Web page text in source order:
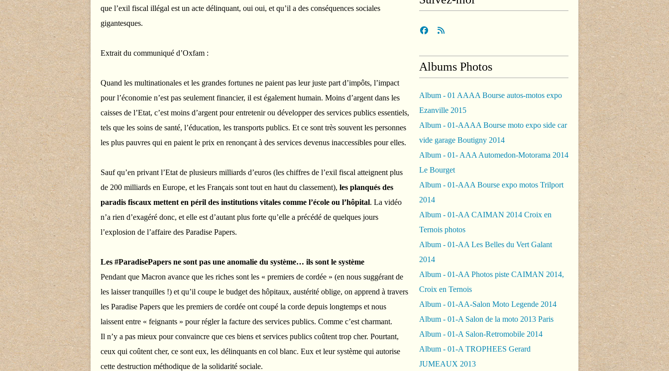
que l’exil fiscal illégal est un acte délinquant, oui oui, et qu’il a des conséquences sociales
gigantesques.
Extrait du communiqué d’Oxfam :
Quand les multinationales et les grandes fortunes ne paient pas leur juste part d’impôts, l’impact
pour l’économie n’est pas seulement financier, il est également humain. Moins d’argent dans les
caisses de l’Etat, c’est moins d’argent pour entretenir ou développer des services publics essentiels,
tels que les soins de santé, l’éducation, les transports publics. Et ce sont très souvent les personnes
les plus pauvres qui en paient le prix en renonçant à des services devenus inaccessibles pour elles.
Sauf qu’en privant l’Etat de plusieurs milliards d’euros (les chiffres de l’exil fiscal atteignent plus
de 200 milliards en Europe, et les Français sont tout en haut du classement), les planqués des
paradis fiscaux mettent en péril des institutions vitales comme l’école ou l’hôpital. La vidéo
n’a rien d’exagéré donc, et elle est d’autant plus forte qu’elle a précédé de quelques jours
l’explosion de l’affaire des Paradise Papers.
Les #ParadisePapers ne sont pas une anomalie du système… ils sont le système
Pendant que Macron avance que les riches sont les « premiers de cordée » (en nous suggérant de
les laisser tranquilles !) et qu’il coupe le budget des hôpitaux, austérité oblige, on apprend à travers
les Paradise Papers que les premiers de cordée ont coupé la corde depuis longtemps et nous
laissent entre « feignants » pour régler la facture des services publics. Comme c’est charmant.
Il n’y a pas mieux pour convaincre que ces biens et services publics coûtent trop cher. Pourtant,
ceux qui coûtent cher, ce sont eux, les délinquants en col blanc. Eux et leur système qui autorise
cette destruction méthodique de la solidarité sociale.
Albums Photos
Album - 01 AAAA Bourse autos-motos expo
Ezanville 2015
Album - 01-AAAA Bourse moto expo side car
vide garage Boutigny 2014
Album - 01- AAA Automedon-Motorama 2014
Le Bourget
Album - 01-AAA Bourse expo motos Trilport
2014
Album - 01-AA CAIMAN 2014 Croix en
Ternois photos
Album - 01-AA Les Belles du Vert Galant
2014
Album - 01-AA Photos piste CAIMAN 2014,
Croix en Ternois
Album - 01-AA-Salon Moto Legende 2014
Album - 01-A Salon de la moto 2013 Paris
Album - 01-A Salon-Retromobile 2014
Album - 01-A TROPHEES Gerard
JUMEAUX 2013